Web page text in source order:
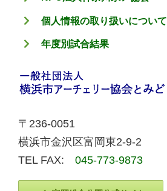
個人情報の取り扱いについて
年度別試合結果
〒236-0051
横浜市金沢区富岡東2-9-2
TEL FAX: 045-773-9873